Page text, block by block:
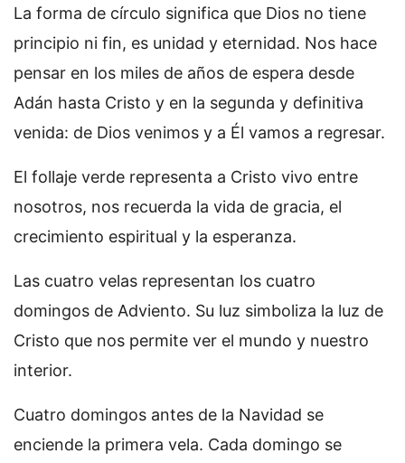
La forma de círculo significa que Dios no tiene
principio ni fin, es unidad y eternidad. Nos hace
pensar en los miles de años de espera desde
Adán hasta Cristo y en la segunda y definitiva
venida: de Dios venimos y a Él vamos a regresar.
El follaje verde representa a Cristo vivo entre
nosotros, nos recuerda la vida de gracia, el
crecimiento espiritual y la esperanza.
Las cuatro velas representan los cuatro
domingos de Adviento. Su luz simboliza la luz de
Cristo que nos permite ver el mundo y nuestro
interior.
Cuatro domingos antes de la Navidad se
enciende la primera vela. Cada domingo se